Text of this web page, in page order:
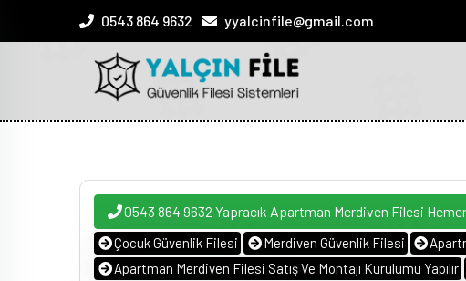
0543 864 9632 yyalcinfile@gmail.com
0543 864 9632 Yapracık Apartman Merdiven Filesi
Çocuk Güvenlik Filesi Merdiven Güvenlik Filesi
Apartman Merdiven Filesi Satış Ve Montajı Kurulumu Yapılır